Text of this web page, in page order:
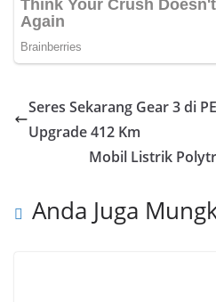
Seres Sekarang Gear 3 di
Upgrade 412 Km
Mobil Listrik
Anda Juga